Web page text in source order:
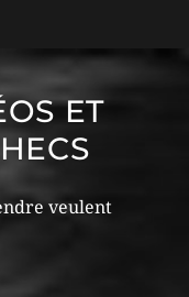
ET
veulent